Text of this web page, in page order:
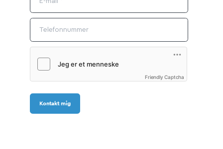
Friendly Captcha
Kontakt mig